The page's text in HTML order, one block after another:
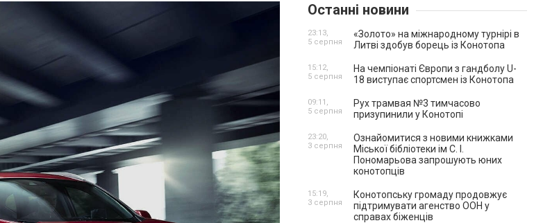
Останні новини
«Золото» на міжнародному турнірі в
Литві здобув борець із Конотопа
23:13,
5 серпня
На чемпіонаті Європи з гандболу U-
18 виступає спортсмен із Конотопа
15:12,
5 серпня
Рух трамвая №3 тимчасово
призупинили у Конотопі
09:11,
5 серпня
Ознайомитися з новими книжками
Міської бібліотеки ім С. І.
Пономарьова запрошують юних
конотопців
23:20,
3 серпня
Конотопську громаду продовжує
підтримувати агенство ООН у
справах біженців
15:19,
3 серпня